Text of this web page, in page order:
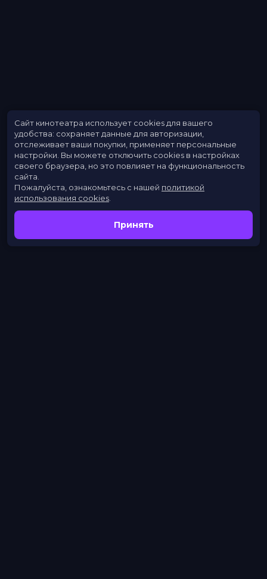
Сайт кинотеатра использует cookies для вашего
удобства: сохраняет данные для авторизации,
отслеживает ваши покупки, применяет персональные
настройки. Вы можете отключить cookies в настройках
своего браузера, но это повлияет на функциональность
сайта.
Пожалуйста, ознакомьтесь с нашей политикой
использования cookies
Принять